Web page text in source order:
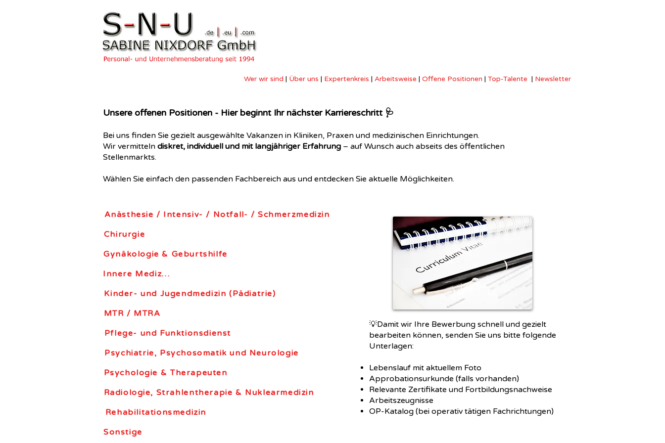
Wer wir sind | Über uns | Expertenkreis | Arbeitsweise | Offene Positionen | Top-Talente | Newsletter
Unsere offenen Positionen - Hier beginnt Ihr nächster Karriereschritt 🩺
Bei uns finden Sie gezielt ausgewählte Vakanzen in Kliniken, Praxen und medizinischen Einrichtungen.
Wir vermitteln diskret, individuell und mit langjähriger Erfahrung – auf Wunsch auch abseits des öffentlichen
Stellenmarkts.
Wählen Sie einfach den passenden Fachbereich aus und entdecken Sie aktuelle Möglichkeiten.
Anästhesie / Intensiv- / Notfall- / Schmerzmedizin
Chirurgie
Gynäkologie & Geburtshilfe
Innere Medizin
Kinder- und Jugendmedizin (Pädiatrie)
MTR / MTRA
Pflege- und Funktionsdienst
Psychiatrie, Psychosomatik und Neurologie
Psychologie & Therapeuten
Radiologie, Strahlentherapie & Nuklearmedizin
Rehabilitationsmedizin
Sonstige
💡Damit wir Ihre Bewerbung schnell und gezielt
bearbeiten können, senden Sie uns bitte folgende
Unterlagen:
Lebenslauf mit aktuellem Foto
Approbationsurkunde (falls vorhanden)
Relevante Zertifikate und Fortbildungsnachweise
Arbeitszeugnisse
OP-Katalog (bei operativ tätigen Fachrichtungen)